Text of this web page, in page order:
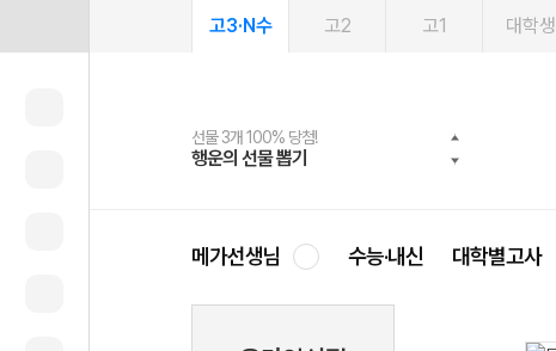
고3·N수 고2 고1 대학생
선물 3개 100% 당첨!
행운의 선물 뽑기
선물 100% 증정!
메가스터디 X 올리브
여름방학 스터디 캐시백
메가런 썸머스쿨
2027 러셀 단과
강사 공개선발
스마트러닝앱
설문 EVENT
메가패스
3일 무료 체험권
메가패스 수강생 무료혜택!
메가클럽 멤버십
사회공헌 캠페인
희망이룸 메가나눔
메가선생님 수능·내신 대학별고사